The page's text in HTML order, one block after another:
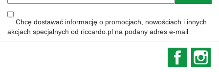
Chcę dostawać informację o promocjach, nowościach i innych
akcjach specjalnych od riccardo.pl na podany adres e-mail